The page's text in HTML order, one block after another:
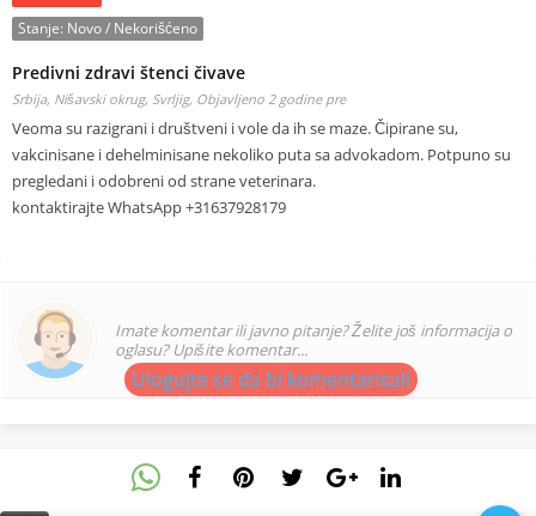
Stanje: Novo / Nekorišćeno
Predivni zdravi štenci čivave
Srbija, Nišavski okrug, Svrljig, Objavljeno 2 godine pre
Veoma su razigrani i društveni i vole da ih se maze. Čipirane su,
vakcinisane i dehelminisane nekoliko puta sa advokadom. Potpuno su
pregledani i odobreni od strane veterinara.
kontaktirajte WhatsApp +31637928179
Imate komentar ili javno pitanje? Želite još informacija o
oglasu? Upišite komentar...
Ulogujte se da bi komentarisali